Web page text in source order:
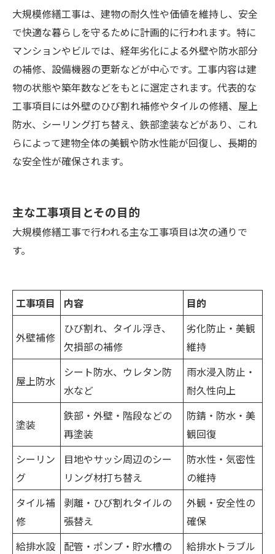
大規模修繕工事は、建物の耐久性や価値を維持し、安全
で快適な暮らしを守るために計画的に行われます。特に
マンションやビルでは、経年劣化による外壁や防水部分
の補修、設備機器の更新などが中心です。工事内容は建
物の状態や築年数などをもとに選定されます。代表的な
工事項目には外壁のひび割れ補修やタイルの修繕、屋上
防水、シーリング打ち替え、鉄部塗装などがあり、これ
らによって建物全体の美観や防水性能が回復し、長期的
な安全性が確保されます。
主な工事項目とその目的
大規模修繕工事で行われる主な工事項目は次の通りで
す。
工事項目 内容 目的
外壁補修
ひび割れ、タイル浮き、
欠損部の補修
劣化防止・美観
維持
屋上防水
シート防水、ウレタン防
水など
雨水浸入防止・
耐久性向上
塗装
鉄部・外壁・階段などの
再塗装
防錆・防水・美
観回復
シーリン
グ
目地やサッシ周辺のシー
リング材打ち替え
防水性・気密性
の維持
タイル補
修
剥離・ひび割れタイルの
張替え
外観・安全性の
確保
給排水設
配管・ポンプ・貯水槽の
給排水トラブル